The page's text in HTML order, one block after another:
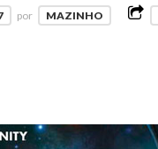
por MAZINHO